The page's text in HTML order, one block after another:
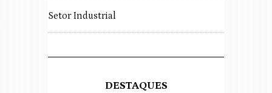
Setor Industrial
DESTAQUES